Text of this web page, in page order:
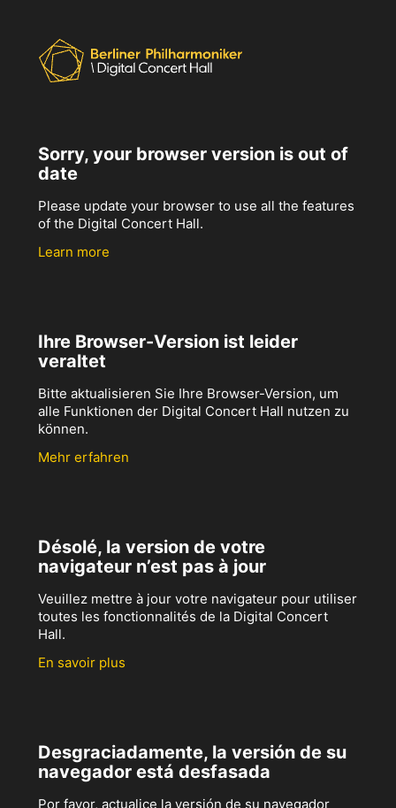
Sorry, your browser version is out of
date
Please update your browser to use all the features
of the Digital Concert Hall.
Learn more
Ihre Browser-Version ist leider
veraltet
Bitte aktualisieren Sie Ihre Browser-Version, um
alle Funktionen der Digital Concert Hall nutzen zu
können.
Mehr erfahren
Désolé, la version de votre
navigateur n’est pas à jour
Veuillez mettre à jour votre navigateur pour utiliser
toutes les fonctionnalités de la Digital Concert
Hall.
En savoir plus
Desgraciadamente, la versión de su
navegador está desfasada
Por favor, actualice la versión de su navegador